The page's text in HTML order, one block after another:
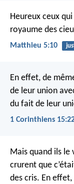
Heureux ceux
royaume des
Matthieu 5:10
En effet, de
de leur union
du fait de leur
1 Corinthiens
Mais quand ils le
crurent que
des cris. En